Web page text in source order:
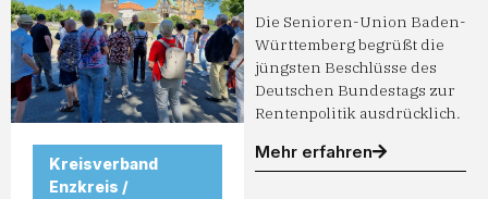
Kreisverband
Enzkreis /
Die Senioren-Union Baden-
Württemberg begrüßt die
jüngsten Beschlüsse des
Deutschen Bundestags zur
Rentenpolitik ausdrücklich.
Mehr erfahren